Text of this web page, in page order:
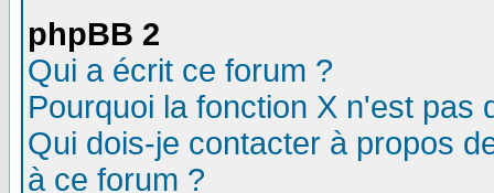
phpBB 2
Qui a écrit ce forum ?
Pourquoi la fonction X n'est pas
Qui dois-je contacter à propos
à ce forum ?